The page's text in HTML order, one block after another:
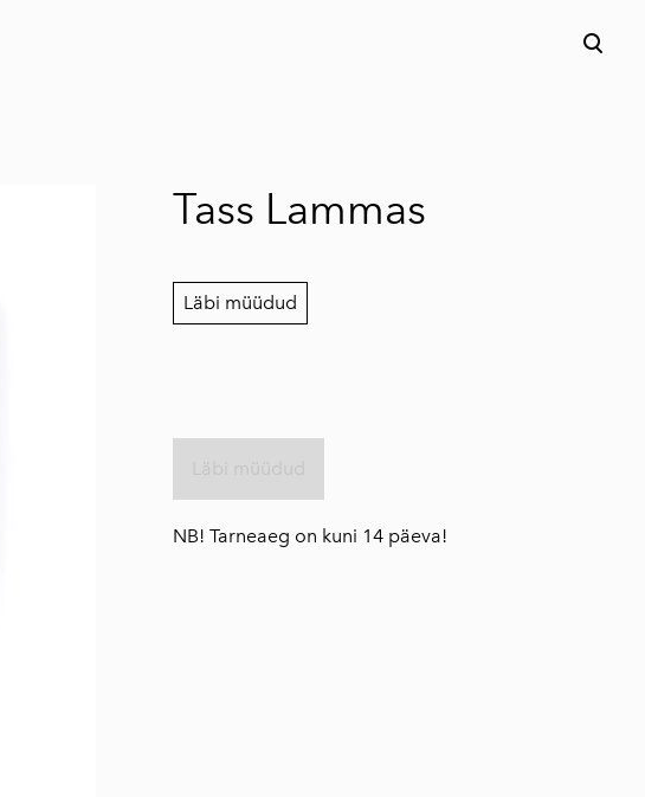
Tass Lammas
Läbi müüdud
NB! Tarneaeg on kuni 14 päeva!